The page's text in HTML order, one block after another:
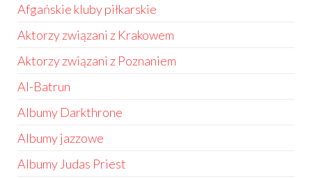
Afgańskie kluby piłkarskie
Aktorzy związani z Krakowem
Aktorzy związani z Poznaniem
Al-Batrun
Albumy Darkthrone
Albumy jazzowe
Albumy Judas Priest